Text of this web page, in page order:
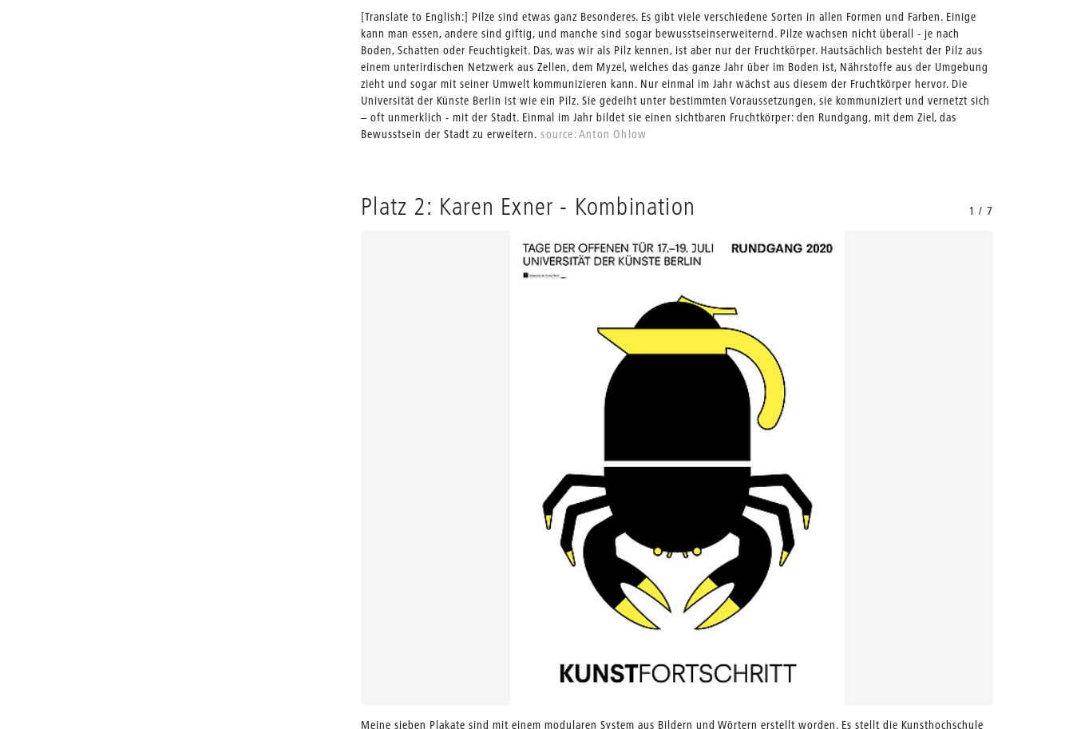
[Translate to English:] Pilze sind etwas ganz Besonderes. Es gibt viele verschiedene Sorten in allen Formen und Farben. Einige
kann man essen, andere sind giftig, und manche sind sogar bewusstseinserweiternd. Pilze wachsen nicht überall - je nach
Boden, Schatten oder Feuchtigkeit. Das, was wir als Pilz kennen, ist aber nur der Fruchtkörper. Hautsächlich besteht der Pilz aus
einem unterirdischen Netzwerk aus Zellen, dem Myzel, welches das ganze Jahr über im Boden ist, Nährstoffe aus der Umgebung
zieht und sogar mit seiner Umwelt kommunizieren kann. Nur einmal im Jahr wächst aus diesem der Fruchtkörper hervor. Die
Universität der Künste Berlin ist wie ein Pilz. Sie gedeiht unter bestimmten Voraussetzungen, sie kommuniziert und vernetzt sich
– oft unmerklich - mit der Stadt. Einmal im Jahr bildet sie einen sichtbaren Fruchtkörper: den Rundgang, mit dem Ziel, das
Bewusstsein der Stadt zu erweitern. source: Anton Ohlow
Platz 2: Karen Exner - Kombination
Meine sieben Plakate sind mit einem modularen System aus Bildern und Wörtern erstellt worden. Es stellt die Kunsthochschule
1 / 7